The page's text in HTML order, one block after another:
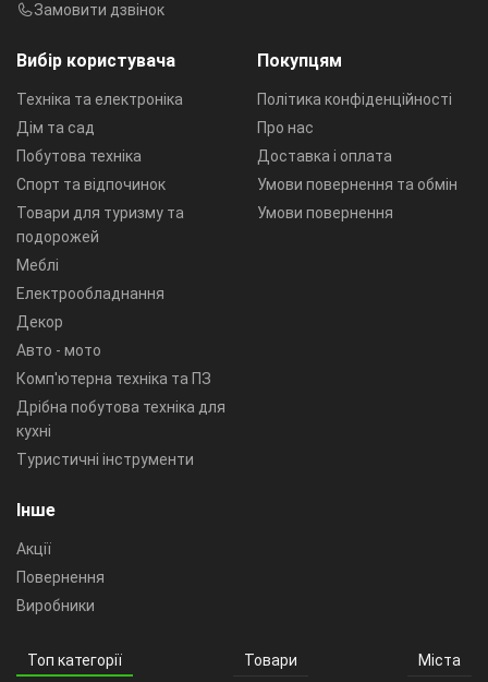
Вибір користувача
Техніка та електроніка
Дім та сад
Побутова техніка
Спорт та відпочинок
Товари для туризму та
подорожей
Меблі
Електрообладнання
Декор
Авто - мото
Комп'ютерна техніка та ПЗ
Дрібна побутова техніка для
кухні
Туристичні інструменти
Покупцям
Політика конфіденційності
Про нас
Доставка і оплата
Умови повернення та обмін
Умови повернення
Інше
Акції
Повернення
Виробники
Замовити дзвінок
Топ категорії Товари Міста